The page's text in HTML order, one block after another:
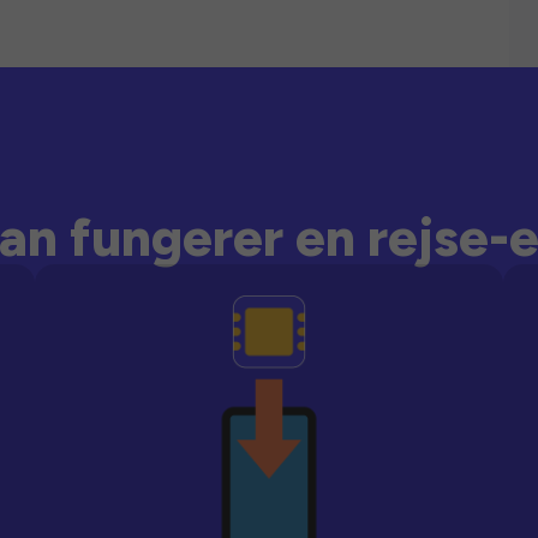
fungerer en rejse-